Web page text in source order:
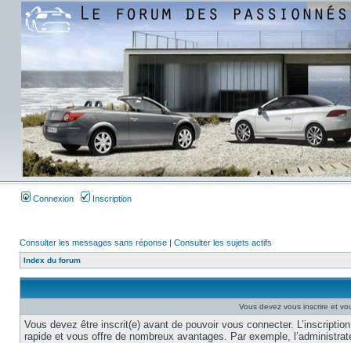
Connexion Inscription
Consulter les messages sans réponse | Consulter les sujets actifs
Index du forum
Vous devez vous inscrire et
Vous devez être inscrit(e) avant de pouvoir vous connecter.
rapide et vous offre de nombreux avantages. Par exemple,